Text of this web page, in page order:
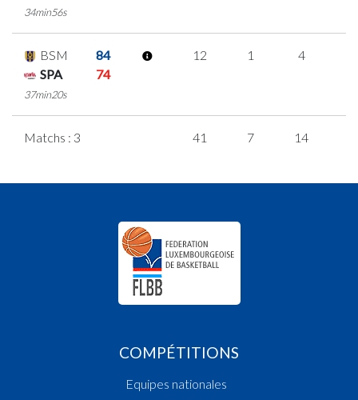
34min56s
BSM
84
SPA
74
37min20s
12 1 4
Matchs : 3 41 7 14
COMPÉTITIONS
Equipes nationales